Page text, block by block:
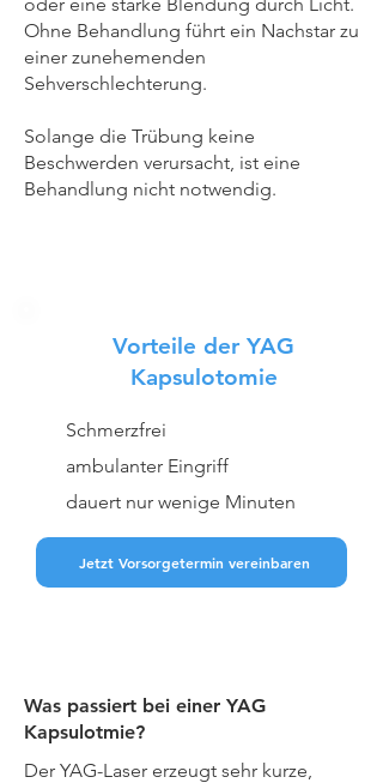
Ohne Behandlung führt ein Nachstar zu
einer zunehemenden
Sehverschlechterung.
Solange die Trübung keine
Beschwerden verursacht, ist eine
Behandlung nicht notwendig.
Vorteile der YAG
Kapsulotomie
Schmerzfrei
ambulanter Eingriff
dauert nur wenige Minuten
Jetzt Vorsorgetermin vereinbaren
Was passiert bei einer YAG
Kapsulotmie?
Der YAG-Laser erzeugt sehr kurze,